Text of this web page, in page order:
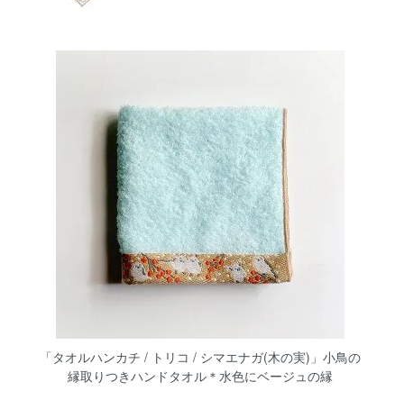
「タオルハンカチ / トリコ / シマエナガ(木の実)」小鳥の
縁取りつきハンドタオル＊水色にベージュの縁